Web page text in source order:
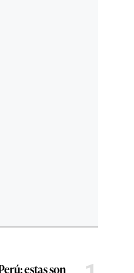
estas son